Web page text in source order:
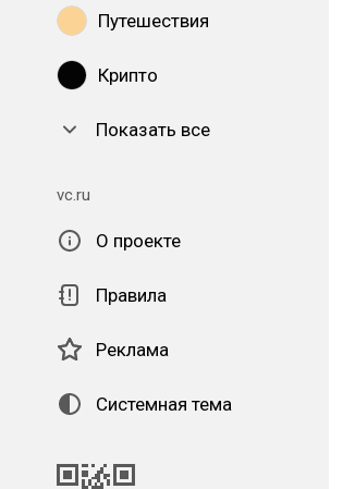
Путешествия
Крипто
Показать все
vc.ru
О проекте
Правила
Реклама
Системная тема